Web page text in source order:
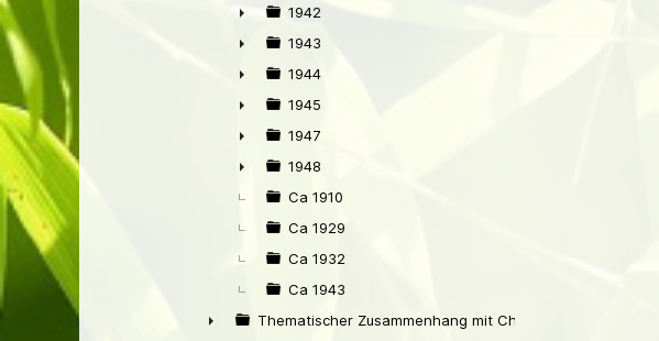
►
►
1942
►
1943
►
1944
►
1945
►
1947
►
1948
Ca 1910
Ca 1929
Ca 1932
Ca 1943
Thematischer Zusammenhang mit China